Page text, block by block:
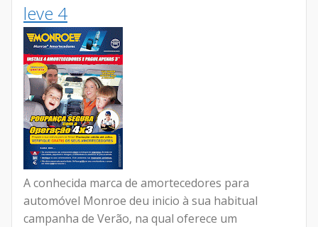
leve 4
A conhecida marca de amortecedores para
automóvel Monroe deu inicio à sua habitual
campanha de Verão, na qual oferece um